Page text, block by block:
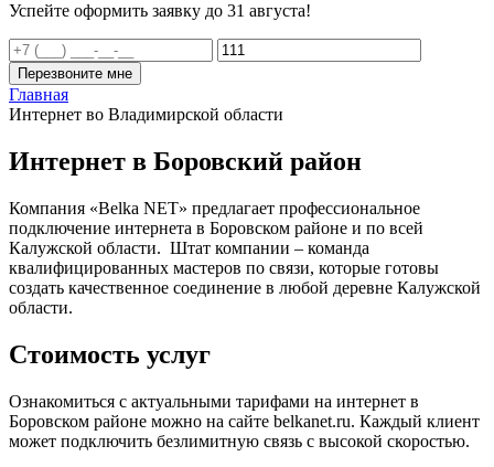
Успейте оформить заявку до 31 августа!
Перезвоните мне
Главная
Интернет во Владимирской области
Интернет в Боровский район
Компания «Belka NET» предлагает профессиональное
подключение интернета в Боровском районе и по всей
Калужской области. Штат компании – команда
квалифицированных мастеров по связи, которые готовы
создать качественное соединение в любой деревне Калужской
области.
Стоимость услуг
Ознакомиться с актуальными тарифами на интернет в
Боровском районе можно на сайте belkanet.ru. Каждый клиент
может подключить безлимитную связь с высокой скоростью.